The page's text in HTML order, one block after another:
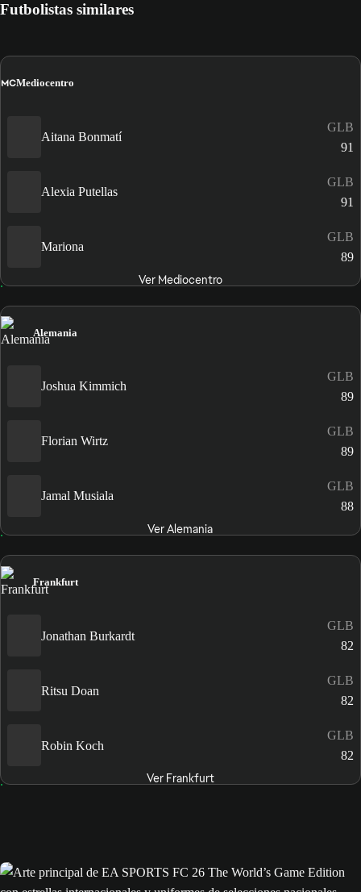
Futbolistas similares
MCMediocentro
Aitana Bonmatí
GLB
91
Alexia Putellas
GLB
91
Mariona
GLB
89
Ver Mediocentro
Alemania
Joshua Kimmich
GLB
89
Florian Wirtz
GLB
89
Jamal Musiala
GLB
88
Ver Alemania
Frankfurt
Jonathan Burkardt
GLB
82
Ritsu Doan
GLB
82
Robin Koch
GLB
82
Ver Frankfurt